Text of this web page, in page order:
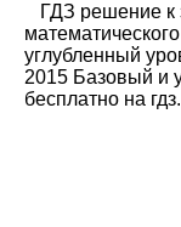
ГДЗ решение
углубленный
2015 Базовый и
бесплатно на